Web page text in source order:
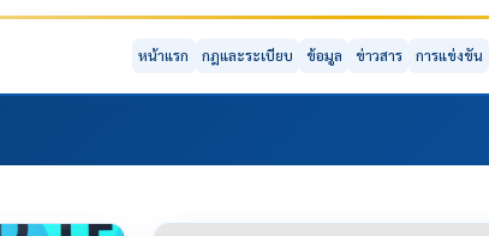
หน้าแรก กฎและระเบียบ ข้อมูล ข่าวสาร การแข่งขัน